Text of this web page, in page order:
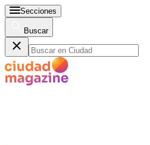
Secciones
Buscar